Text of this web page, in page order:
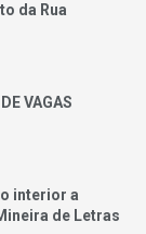
da Rua
VAGAS
interior a
de Letras